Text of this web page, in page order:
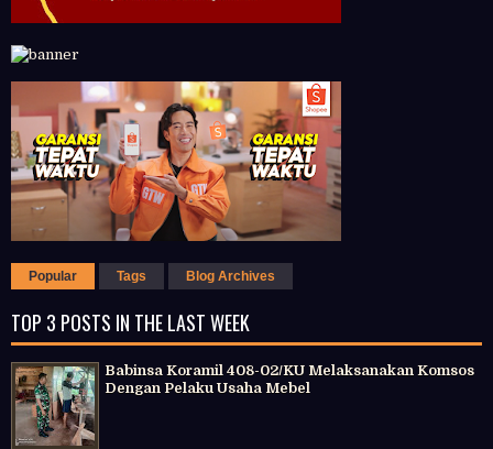
Popular Tags Blog Archives
TOP 3 POSTS IN THE LAST WEEK
Babinsa Koramil 408-02/KU Melaksanakan Komsos
Dengan Pelaku Usaha Mebel